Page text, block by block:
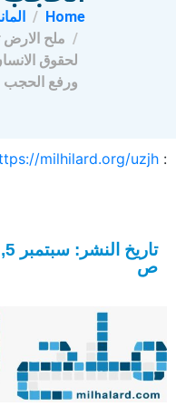
Home
ملح الارض
لحقوق
ورفع الحجب
:
milhilard.org/uzjh
ص